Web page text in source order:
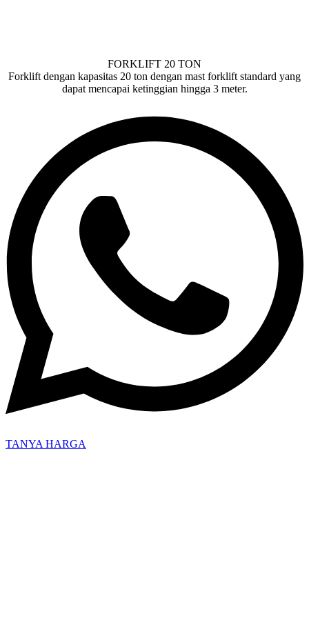
FORKLIFT 20 TON
Forklift dengan kapasitas 20 ton dengan mast forklift standard yang
dapat mencapai ketinggian hingga 3 meter.
TANYA HARGA